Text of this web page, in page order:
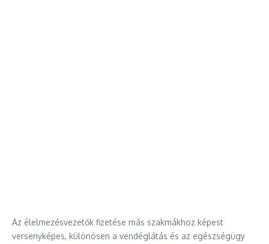
Az élelmezésvezetők fizetése más szakmákhoz képest
versenyképes, különösen a vendéglátás és az egészségügy